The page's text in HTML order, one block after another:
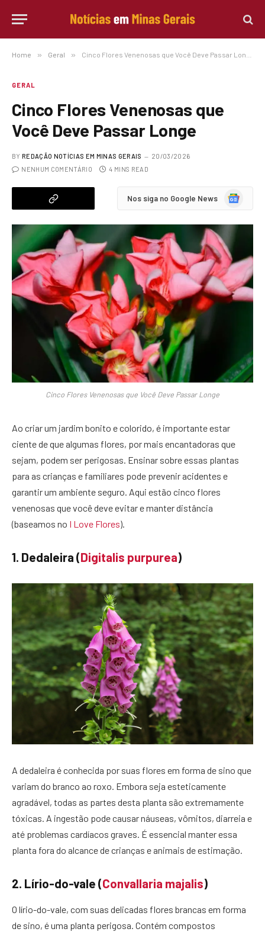
Home » Geral » Cinco Flores Venenosas que Você Deve Passar Longe
GERAL
Cinco Flores Venenosas que
Você Deve Passar Longe
BY REDAÇÃO NOTÍCIAS EM MINAS GERAIS
20/03/2026
NENHUM COMENTÁRIO
4 MINS READ
Nos siga no Google News
Google
Cinco Flores Venenosas que Você Deve Passar Longe
Ao criar um jardim bonito e colorido, é importante estar
ciente de que algumas flores, por mais encantadoras que
sejam, podem ser perigosas. Ensinar sobre essas plantas
para as crianças e familiares pode prevenir acidentes e
garantir um ambiente seguro. Aqui estão cinco flores
venenosas que você deve evitar e manter distância
(baseamos no I Love Flores).
1. Dedaleira (Digitalis purpurea)
A dedaleira é conhecida por suas flores em forma de sino que
variam do branco ao roxo. Embora seja esteticamente
agradável, todas as partes desta planta são extremamente
tóxicas. A ingestão pode causar náuseas, vômitos, diarreia e
até problemas cardíacos graves. É essencial manter essa
planta fora do alcance de crianças e animais de estimação.
2. Lírio-do-vale (Convallaria majalis)
O lírio-do-vale, com suas delicadas flores brancas em forma
de sino, é uma planta perigosa. Contém compostos